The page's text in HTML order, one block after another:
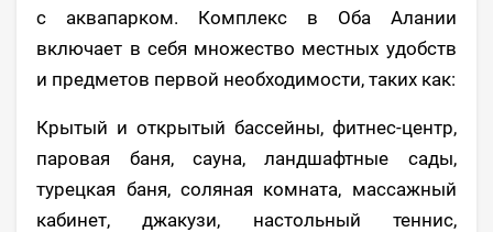
с аквапарком. Комплекс в Оба Алании
включает в себя множество местных удобств
и предметов первой необходимости, таких как:
Крытый и открытый бассейны, фитнес-центр,
паровая баня, сауна, ландшафтные сады,
турецкая баня, соляная комната, массажный
кабинет, джакузи, настольный теннис,